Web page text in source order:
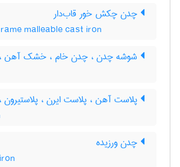
چدن چکش خور قاب‌دار
malleable cast iron
شوشه چدن ، چدن خام ، خشک
پلاست آهن ، پلاست ایرن ، پلاستیرون
چدن ورزیده